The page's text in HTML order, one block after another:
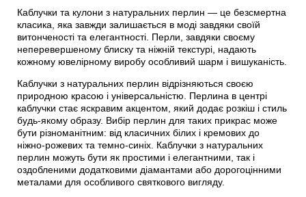
Каблучки та кулони з натуральних перлин — це безсмертна
класика, яка завжди залишається в моді завдяки своїй
витонченості та елегантності. Перли, завдяки своєму
неперевершеному блиску та ніжній текстурі, надають
кожному ювелірному виробу особливий шарм і вишуканість.
Каблучки з натуральних перлин відрізняються своєю
природною красою і універсальністю. Перлина в центрі
каблучки стає яскравим акцентом, який додає розкіш і стиль
будь-якому образу. Вибір перлин для таких прикрас може
бути різноманітним: від класичних білих і кремових до
ніжно-рожевих та темно-синіх. Каблучки з натуральних
перлин можуть бути як простими і елегантними, так і
оздобленими додатковими діамантами або дорогоцінними
металами для особливого святкового вигляду.